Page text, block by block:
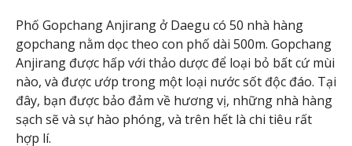
Phố Gopchang Anjirang ở Daegu có 50 nhà hàng
gopchang nằm dọc theo con phố dài 500m. Gopchang
Anjirang được hấp với thảo dược để loại bỏ bất cứ mùi
nào, và được ướp trong một loại nước sốt độc đáo. Tại
đây, bạn được bảo đảm về hương vị, những nhà hàng
sạch sẽ và sự hào phóng, và trên hết là chi tiêu rất
hợp lí.